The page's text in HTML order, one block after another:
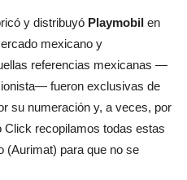
y distribuyó Playmobil en
mexicano y
referencias mexicanas —
fueron exclusivas de
su numeración y, a veces, por
Click recopilamos todas estas
(Aurimat) para que no se